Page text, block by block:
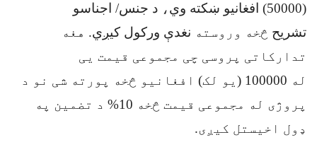
(50000) افغانیو ښکته وي
، د جنس/ اجناسو
تشریح څخه وروسته نغدې ورکول کيږي. هغه
تدارکاتی پروسی چی مجموعی قیمت یی
له 100000 (یو لک) افغانیو څخه پورته شی نو د
پروژی له مجموعی قیمت څخه 10
% د تضمین په
ډول اخیستل کیږی.